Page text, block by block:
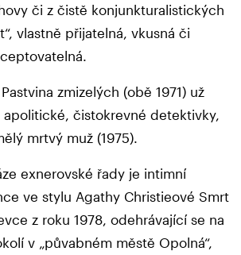
či z čistě konjunkturalistických
vlastně přijatelná, vkusná či
zmizelých (obě 1971) už
apolitické, čistokrevné detektivky,
mrtvý muž (1975).
exnerovské řady je intimní
ve stylu Agathy Christieové Smrt
z roku 1978, odehrávající se na
v „půvabném městě Opolná“,